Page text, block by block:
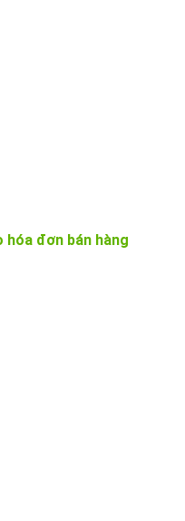
đơn bán hàng